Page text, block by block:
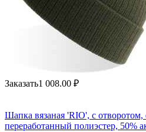
Заказать1 008.00 ₽
Шапка вязаная 'RIO', с
переработанный полиэстер, 50%